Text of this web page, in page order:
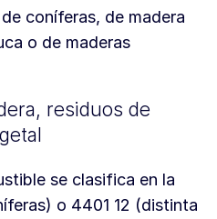
coníferas, de madera
o de maderas
residuos de
se clasifica en la
o 4401 12 (distinta